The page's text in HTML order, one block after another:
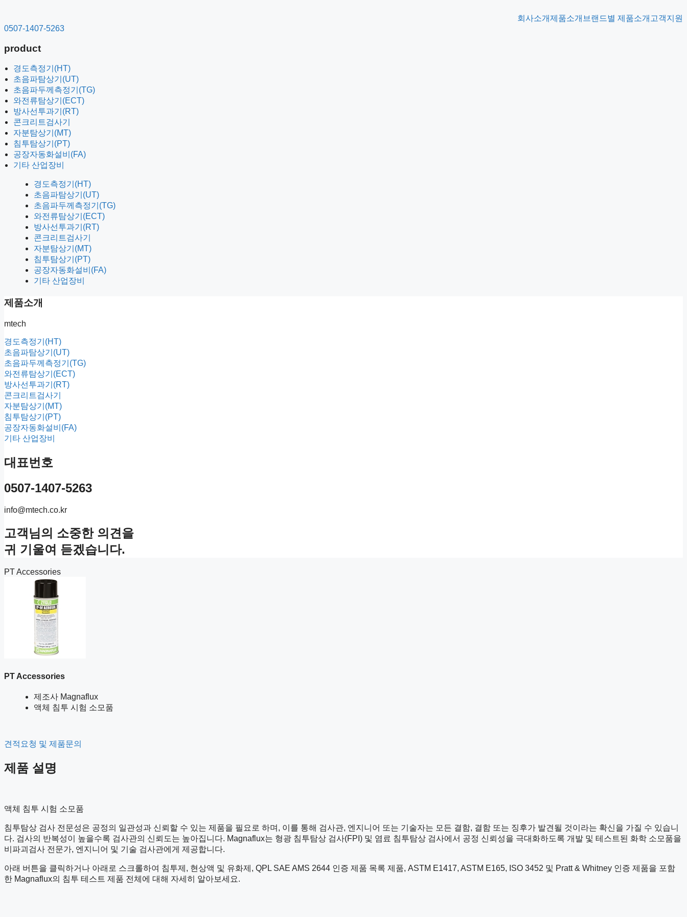
츠
건
뛰
기
회사소개제품소개 브랜드별 제품소개 고객지원
0507-1407-5263
product
경도측정기(HT)
초음파탐상기(UT)
초음파두께측정기(TG)
와전류탐상기(ECT)
방사선투과기(RT)
콘크리트검사기
자분탐상기(MT)
침투탐상기(PT)
공장자동화설비(FA)
기타 산업장비
경도측정기(HT)
초음파탐상기(UT)
초음파두께측정기(TG)
와전류탐상기(ECT)
방사선투과기(RT)
콘크리트검사기
자분탐상기(MT)
침투탐상기(PT)
공장자동화설비(FA)
기타 산업장비
제품소개
mtech
경도측정기(HT)
초음파탐상기(UT)
초음파두께측정기(TG)
와전류탐상기(ECT)
방사선투과기(RT)
콘크리트검사기
자분탐상기(MT)
침투탐상기(PT)
공장자동화설비(FA)
기타 산업장비
대표번호
0507-1407-5263
info@mtech.co.kr
고객님의 소중한 의견을
귀 기울여 듣겠습니다.
PT Accessories
PT Accessories
제조사 Magnaflux
액체 침투 시험 소모품
견적요청 및 제품문의
제품 설명
액체 침투 시험 소모품
침투탐상 검사 전문성은 공정의 일관성과 신뢰할 수 있는 제품을 필요로 하며, 이를 통해 검사관, 엔지니어 또는 기술자는 모든 결함, 결함 또는 징후가 발견될 것이라는 확신을 가질 수 있습니
다. 검사의 반복성이 높을수록 검사관의 신뢰도는 높아집니다. Magnaflux는 형광 침투탐상 검사(FPI) 및 염료 침투탐상 검사에서 공정 신뢰성을 극대화하도록 개발 및 테스트된 화학 소모품을
비파괴검사 전문가, 엔지니어 및 기술 검사관에게 제공합니다.
아래 버튼을 클릭하거나 아래로 스크롤하여 침투제, 현상액 및 유화제, QPL SAE AMS 2644 인증 제품 목록 제품, ASTM E1417, ASTM E165, ISO 3452 및 Pratt & Whitney 인증 제품을 포함
한 Magnaflux의 침투 테스트 제품 전체에 대해 자세히 알아보세요.